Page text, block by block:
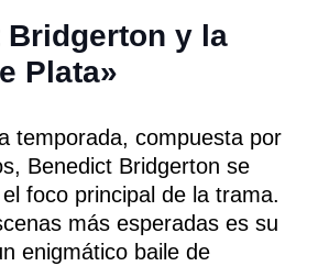
Bridgerton y la
Plata»
temporada, compuesta por
Benedict Bridgerton se
foco principal de la trama.
más esperadas es su
enigmático baile de